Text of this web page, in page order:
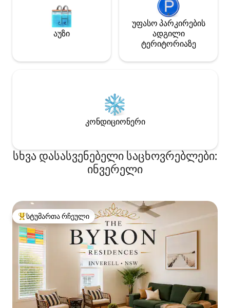
აუზი
უფასო პარკირების
ადგილი
ტერიტორიაზე
კონდიციონერი
სხვა დასასვენებელი საცხოვრებლები:
ინვერელი
სტუმართა რჩეული მოწინავე ვარიანტი
სტუმართა რჩეული